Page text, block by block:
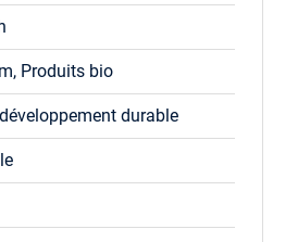
Produits bio
durable